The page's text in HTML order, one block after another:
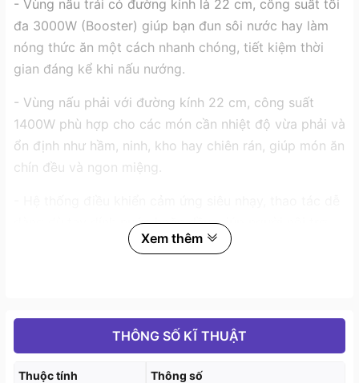
- Vùng nấu trái có đường kính là 22 cm, công suất tối
đa 3000W (Booster) giúp bạn đun sôi nước hay làm
nóng thức ăn một cách nhanh chóng, tiết kiệm thời
gian đáng kể khi nấu nướng.
- Vùng nấu phải với đường kính 22 cm, công suất
1400W phù hợp cho các món cần nhiệt độ vừa phải và
ổn định như hầm, ninh, kho hay chiên rán, giúp món ăn
chín đều và ngon miệng.
dàng dù tay dính nước hoặc dầu, giúp người nội trợ
có thể thay đổi mức công suất, bật/tắt bếp chỉ với
lợi
2. Các tính năng đặc biệt của Chef's EH-DIH333
Xem thêm
THÔNG SỐ KĨ THUẬT
Thuộc tính Thông số